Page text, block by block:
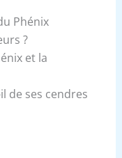
Phénix
?
et la
de ses cendres